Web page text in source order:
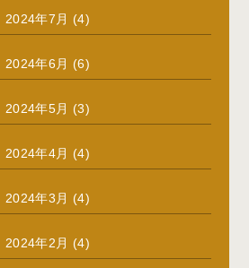
2024年7月 (4)
2024年6月 (6)
2024年5月 (3)
2024年4月 (4)
2024年3月 (4)
2024年2月 (4)